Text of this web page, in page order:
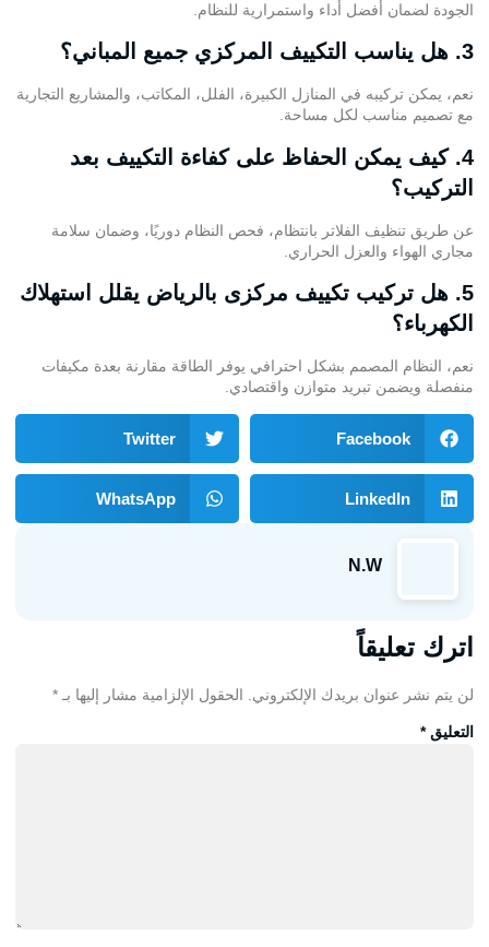
الجودة لضمان أفضل أداء واستمرارية للنظام.
3. هل يناسب التكييف المركزي جميع المباني؟
نعم، يمكن تركيبه في المنازل الكبيرة، الفلل، المكاتب، والمشاريع التجارية
مع تصميم مناسب لكل مساحة.
4. كيف يمكن الحفاظ على كفاءة التكييف بعد
التركيب؟
عن طريق تنظيف الفلاتر بانتظام، فحص النظام دوريًا، وضمان سلامة
مجاري الهواء والعزل الحراري.
5. هل تركيب تكييف مركزى بالرياض يقلل استهلاك
الكهرباء؟
نعم، النظام المصمم بشكل احترافي يوفر الطاقة مقارنة بعدة مكيفات
منفصلة ويضمن تبريد متوازن واقتصادي.
Facebook
Twitter
LinkedIn
WhatsApp
N.W
اترك تعليقاً
لن يتم نشر عنوان بريدك الإلكتروني. الحقول الإلزامية مشار إليها بـ *
التعليق*